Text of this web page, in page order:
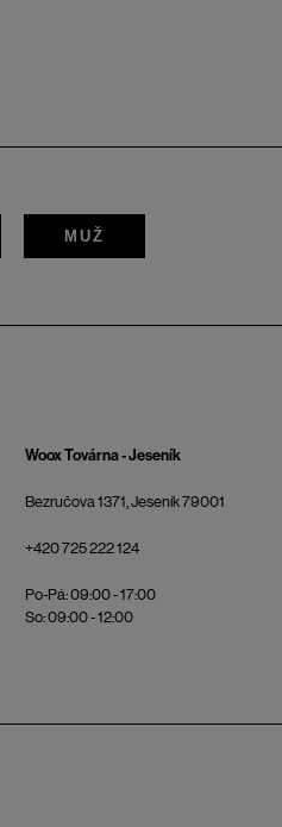
MUŽ
Woox Továrna - Jeseník
Bezručova 1371, Jeseník 79001
+420 725 222 124
Po-Pá: 09:00 - 17:00
So: 09:00 - 12:00